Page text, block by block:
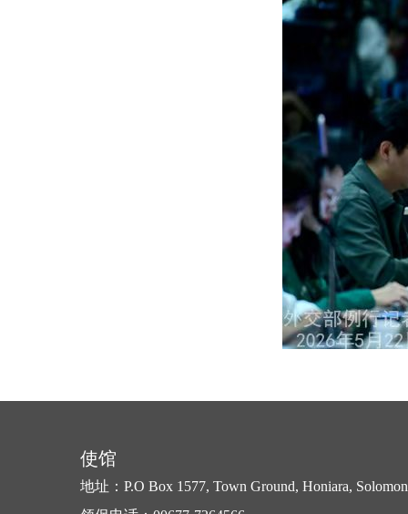
使馆
地址：P.O Box 1577, Town Ground, Honiara,